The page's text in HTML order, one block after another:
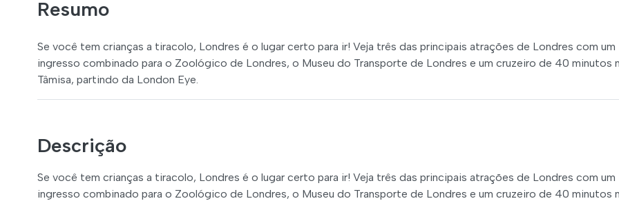
Resumo
Se você tem crianças a tiracolo, Londres é o lugar certo para ir! Veja três das principais atrações de Londres com um
ingresso combinado para o Zoológico de Londres, o Museu do Transporte de Londres e um cruzeiro de 40 minutos
Tâmisa, partindo da London Eye.
Descrição
Se você tem crianças a tiracolo, Londres é o lugar certo para ir! Veja três das principais atrações de Londres com um
ingresso combinado para o Zoológico de Londres, o Museu do Transporte de Londres e um cruzeiro de 40 minutos